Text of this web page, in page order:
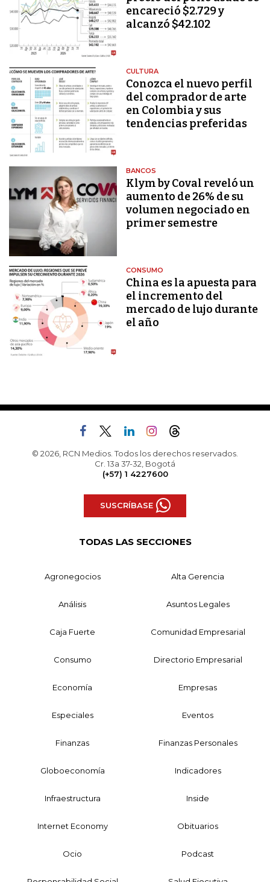
encareció $2.729 y
alcanzó $42.102
CULTURA
Conozca el nuevo perfil
del comprador de arte
en Colombia y sus
tendencias preferidas
BANCOS
Klym by Coval reveló un
aumento de 26% de su
volumen negociado en
primer semestre
CONSUMO
China es la apuesta para
el incremento del
mercado de lujo durante
el año
© 2026, RCN Medios. Todos los derechos reservados.
Cr. 13a 37-32, Bogotá
(+57) 1 4227600
SUSCRÍBASE
TODAS LAS SECCIONES
Agronegocios Alta Gerencia
Análisis Asuntos Legales
Caja Fuerte Comunidad Empresarial
Consumo Directorio Empresarial
Economía Empresas
Especiales Eventos
Finanzas Finanzas Personales
Globoeconomía Indicadores
Infraestructura Inside
Internet Economy Obituarios
Ocio Podcast